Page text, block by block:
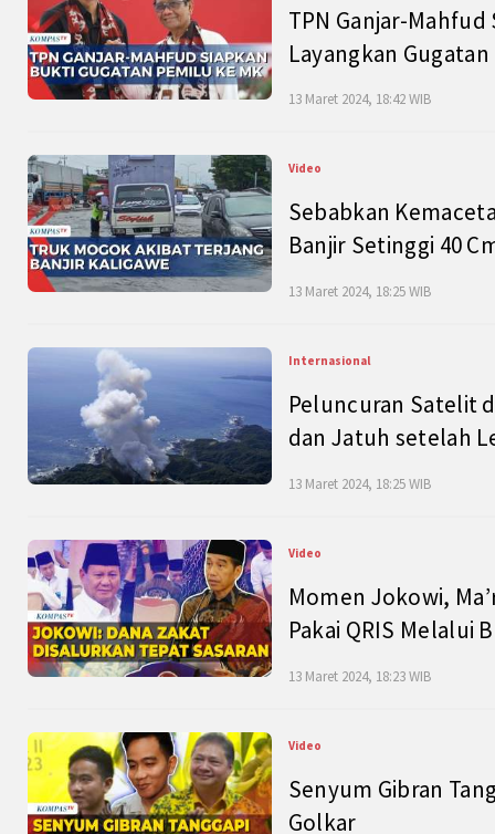
TPN Ganjar-
Layangkan
13 Maret 2024, 18:42 WIB
Video
Sebabkan
Banjir Setinggi 40
13 Maret 2024, 18:25 WIB
Internasional
Peluncuran Satelit
dan Jatuh setelah
13 Maret 2024, 18:25 WIB
Video
Momen Jokowi,
Pakai QRIS Melalui
13 Maret 2024, 18:23 WIB
Video
Senyum Gibran
Golkar